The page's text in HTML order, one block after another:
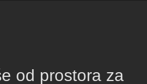
od prostora za